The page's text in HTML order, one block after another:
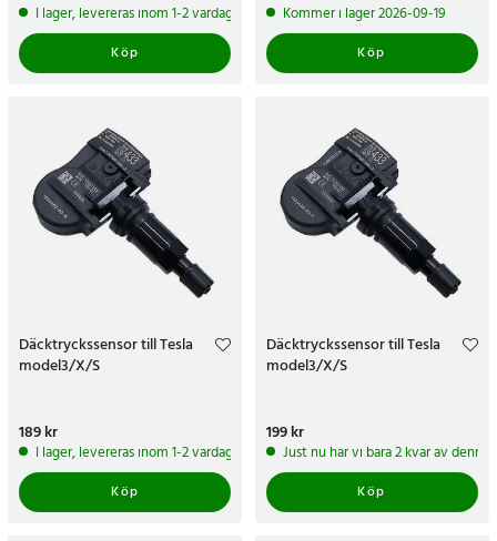
I lager, levereras inom 1-2 vardagar
Köp
Kommer i lager 2026-09-19
Köp
Däcktryckssensor till Tesla
model3/X/S
Pris:189 kr
189 kr
I lager, levereras inom 1-2 vardagar
Köp
Däcktryckssensor till Tesla
model3/X/S
Pris:199 kr
199 kr
Just nu har vi bara 2 kvar av denna
Köp